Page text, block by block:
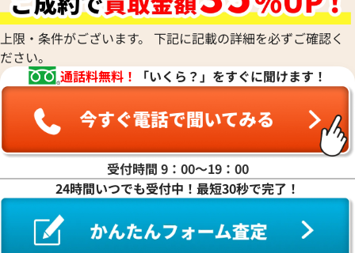
参考買取価格
43,000円
2025年12月17日時点
参考買取価格
42,000円
2026年6月3日時点
上限・条件がございます。 下記に記載の詳細を必ずご確認く
ださい。
通話料無料！
「いくら？」をすぐに聞けます！
受付時間 9：00〜19：00
24時間いつでも受付中！最短30秒で完了！